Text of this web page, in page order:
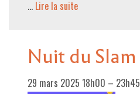
… Lire la suite­­
Nuit du Slam
29 mars 2025 18h00 – 23h45